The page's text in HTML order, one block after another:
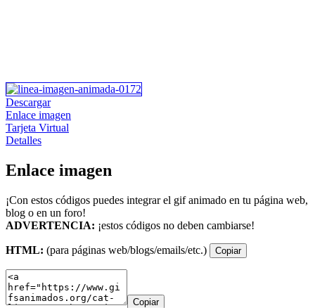
Descargar
Enlace imagen
Tarjeta Virtual
Detalles
Enlace imagen
¡Con estos códigos puedes integrar el gif animado en tu página web,
blog o en un foro!
ADVERTENCIA: ¡estos códigos no deben cambiarse!
HTML: (para páginas web/blogs/emails/etc.) Copiar
Copiar